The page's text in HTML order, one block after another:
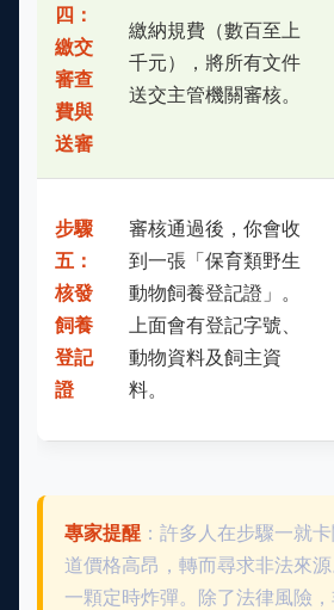
四：
繳交
審查
費與
送審
繳納規費（數百至上
千元），將所有文件
送交主管機關審核。
步驟
五：
核發
飼養
登記
證
審核通過後，你會收
到一張「保育類野生
動物飼養登記證」。
上面會有登記字號、
動物資料及飼主資
料。
專家提醒 ：許多人在步驟一就
道價格高昂，轉而尋求非法來
一顆定時炸彈。除了法律風險